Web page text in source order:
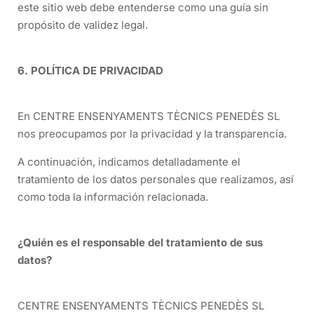
este sitio web debe entenderse como una guía sin
propósito de validez legal.
6. POLÍTICA DE PRIVACIDAD
En CENTRE ENSENYAMENTS TÈCNICS PENEDÈS SL
nos preocupamos por la privacidad y la transparencia.
A continuación, indicamos detalladamente el
tratamiento de los datos personales que realizamos, así
como toda la información relacionada.
¿Quién es el responsable del tratamiento de sus
datos?
CENTRE ENSENYAMENTS TÈCNICS PENEDÈS SL